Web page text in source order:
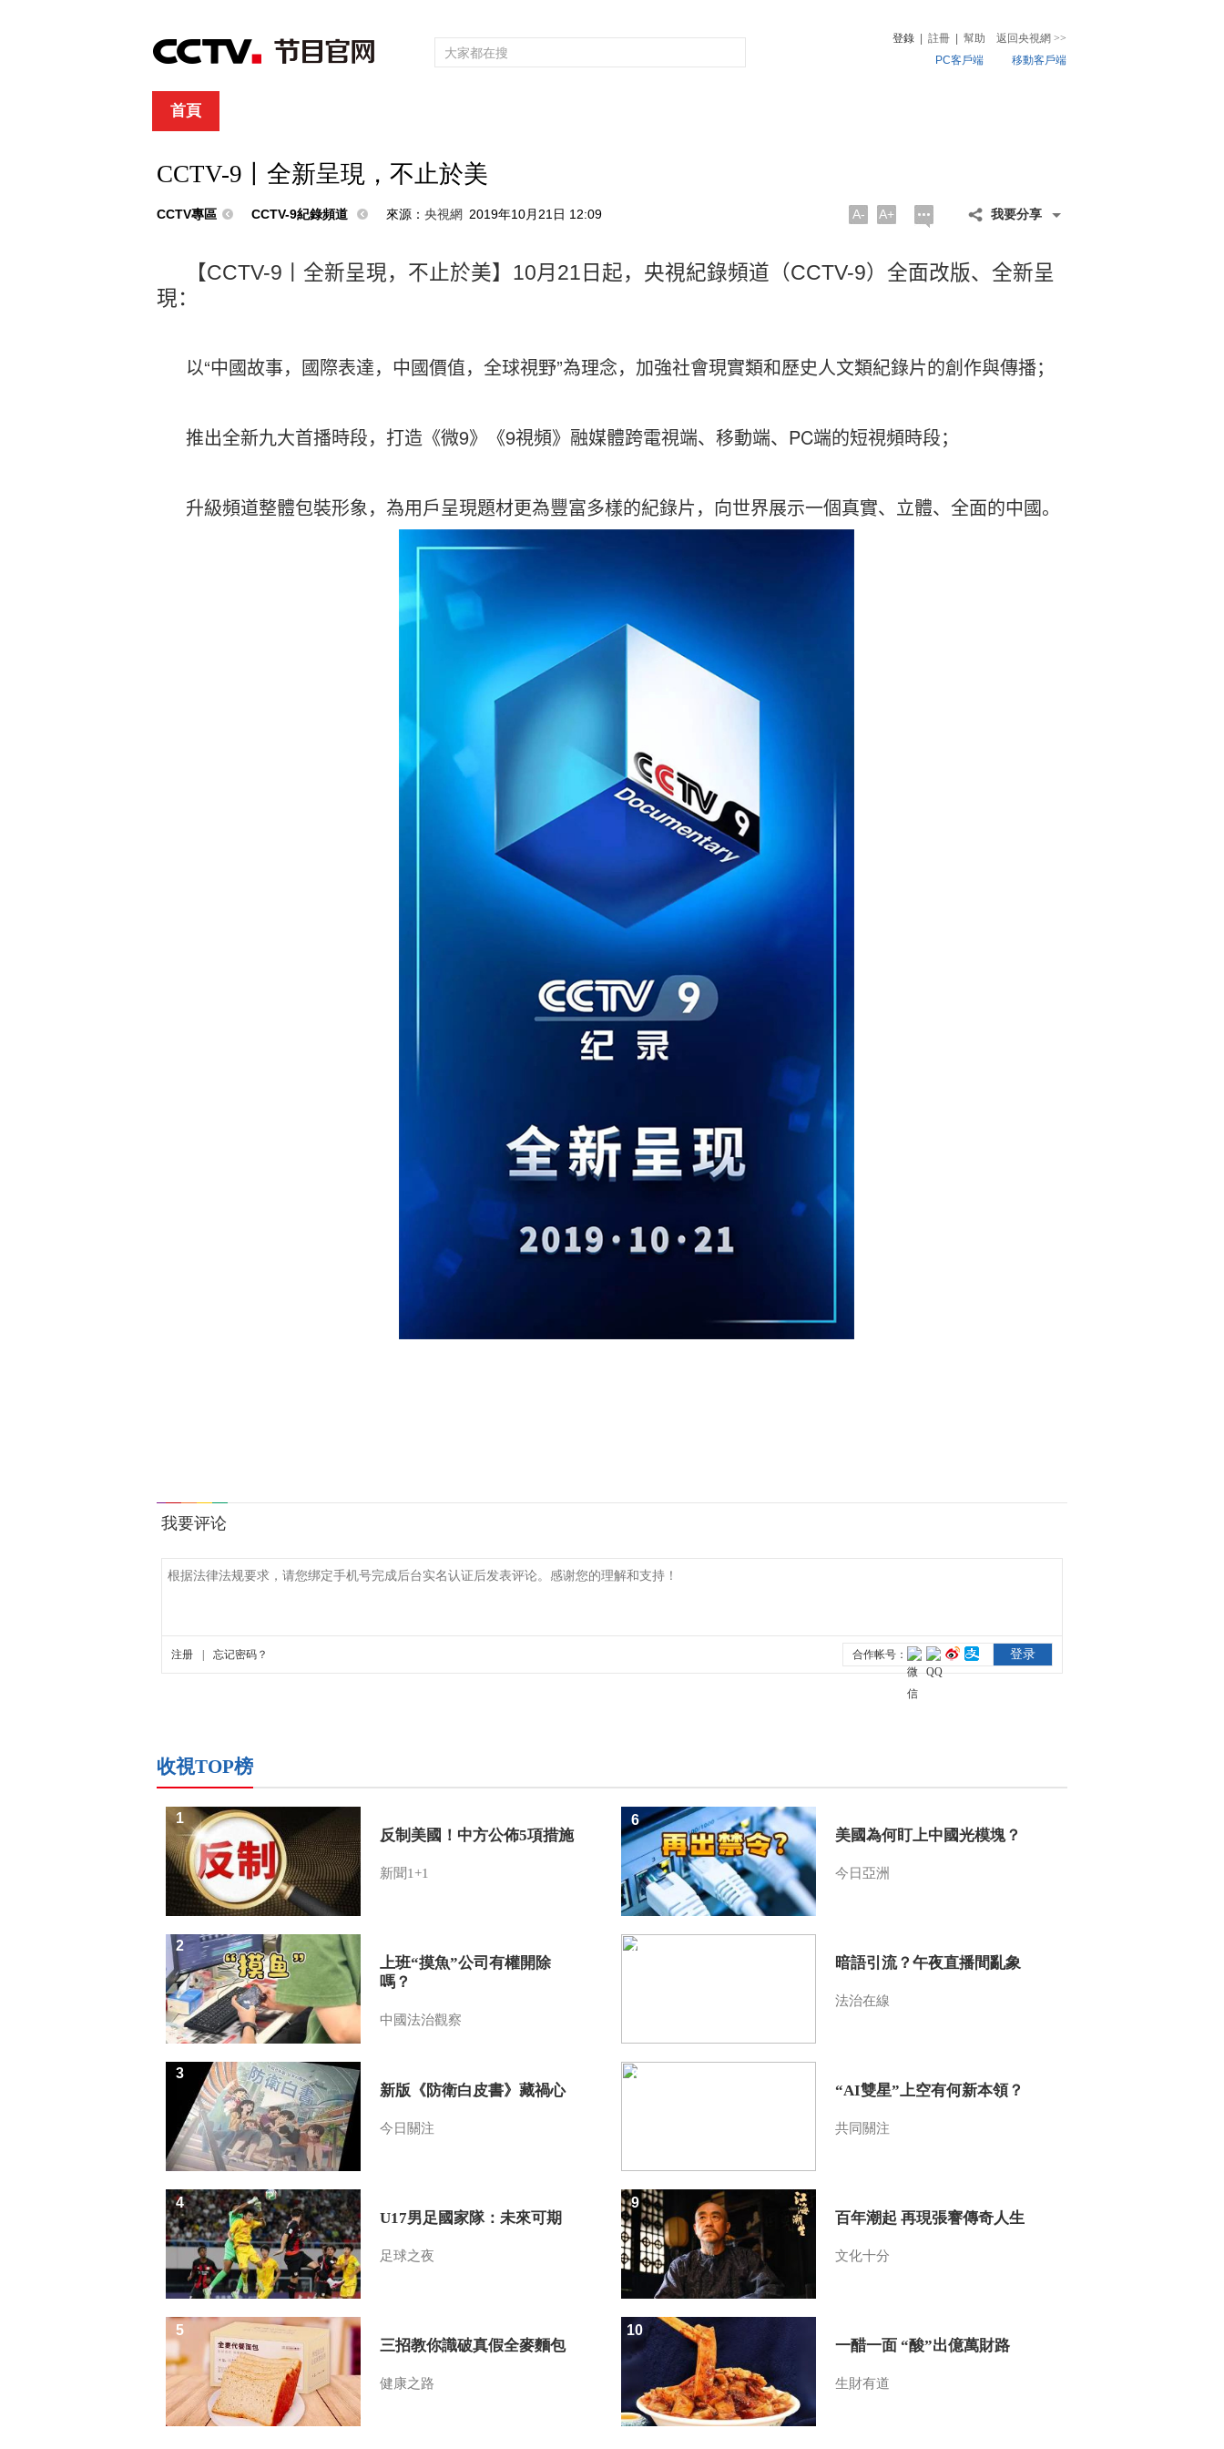
登錄 註冊 幫助 返回央視網 >>
PC客戶端
移動客戶端
首頁
CCTV-9丨全新呈現，不止於美
CCTV專區 CCTV-9紀錄頻道 來源： 央視網 2019年10月21日 12:09 A- A+ 我要分享
【CCTV-9 丨全新呈現，不止於美】 10月 21 日起，央視紀錄頻道（CCTV-9）全面改版、全新呈
現：
以“中國故事，國際表達，中國價值，全球視野”為理念，加強社會現實類和歷史人文類紀錄片的創作與傳播；
推出全新九大首播時段，打造《微9》《9視頻》融媒體跨電視端、移動端、 PC端的短視頻時段；
升級頻道整體包裝形象，為用戶呈現題材更為豐富多樣的紀錄片，向世界展示一個真實、立體、全面的中國。
收視TOP榜
反制美國！中方公佈5項措施
新聞1+1
1
上班“摸魚”公司有權開除
嗎？
中國法治觀察
2
新版《防衛白皮書》藏禍心
今日關注
3
U17男足國家隊：未來可期
足球之夜
4
三招教你識破真假全麥麵包
健康之路
5
美國為何盯上中國光模塊？
今日亞洲
6
暗語引流？午夜直播間亂象
法治在線
7
“AI雙星”上空有何新本領？
共同關注
8
百年潮起 再現張謇傳奇人生
文化十分
9
一醋一面 “酸”出億萬財路
生財有道
10